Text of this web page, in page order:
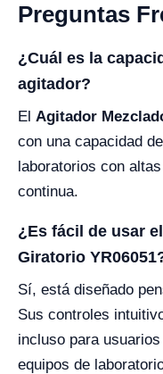
Preguntas
¿Cuál es la
agitador?
El Agitador
con una capacidad
laboratorios con
continua.
¿Es fácil de usar
Giratorio
Sí, está diseñado
Sus controles
incluso para
equipos de